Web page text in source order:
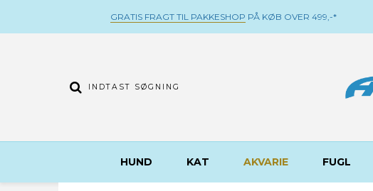
GRATIS FRAGT TIL PAKKESHOP PÅ KØB OVER 499,-*
HUND KAT AKVARIE FUGL